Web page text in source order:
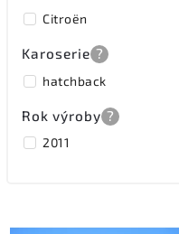
Citroën
Karoserie ?
hatchback
Rok výroby ?
2011